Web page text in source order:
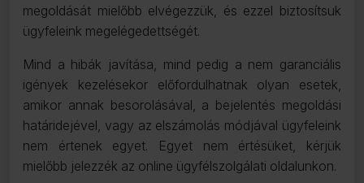
megoldását mielőbb elvégezzük, és ezzel biztosítsuk
ügyfeleink megelégedettségét.
Mind a hibák javítása, mind pedig a nem garanciális
igények kezelésekor előfordulhatnak olyan esetek,
amikor annak besorolásával, a bejelentés megoldási
határidejével, vagy az elszámolás módjával ügyfeleink
nem értenek egyet. Egyet nem értésüket, kérjük
mielőbb jelezzék az online ügyfélszolgálati oldalunkon.